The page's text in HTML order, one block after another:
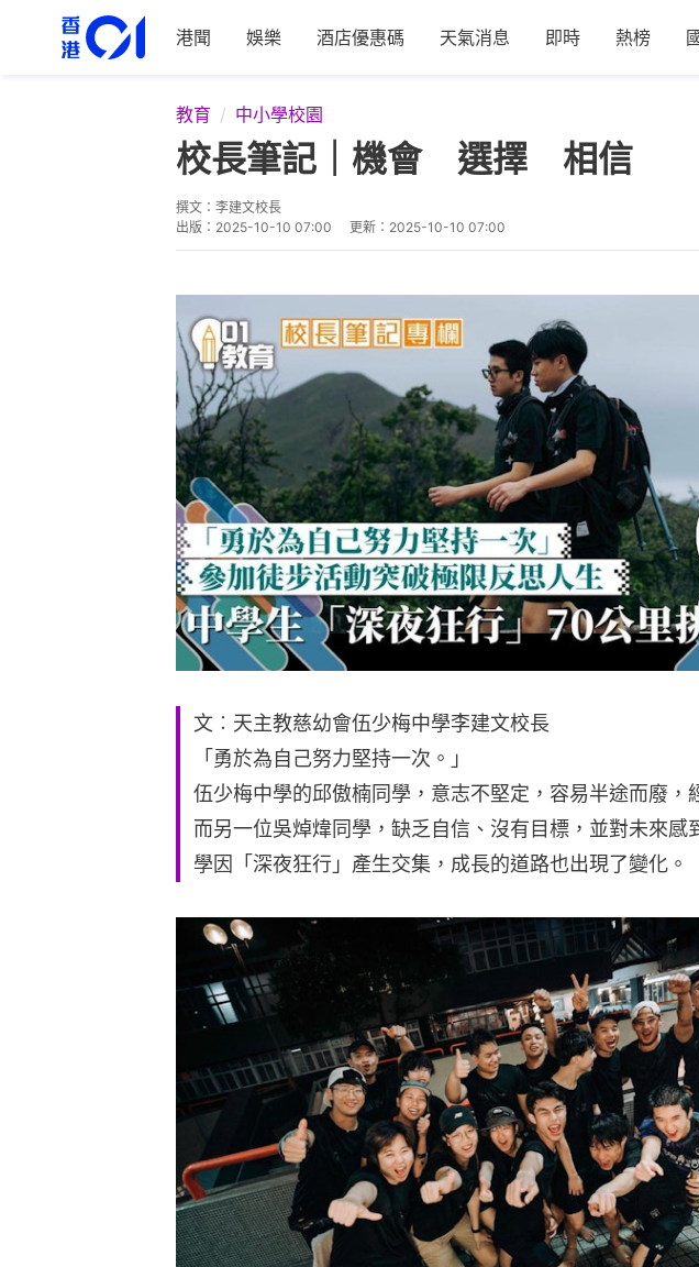
港聞 娛樂 酒店優惠碼 天氣消息 即時 熱榜
教育 中小學校園
校長筆記｜機會 選擇 相信
撰文： 李建文校長
出版： 2025-10-10 07:00 更新： 2025-10-10 07:00
文︰天主教慈幼會伍少梅中學李建文校長
「勇於為自己努力堅持一次。」
伍少梅中學的邱傲楠同學，意志不堅定，容易半途而廢，
而另一位吳焯煒同學，缺乏自信、沒有目標，並對未來感
學因「深夜狂行」產生交集，成長的道路也出現了變化。